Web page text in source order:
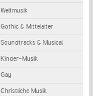
Weltmusik
Gothic & Mittelalter
Soundtracks & Musical
Kinder-Musik
Gay
Christliche Musik